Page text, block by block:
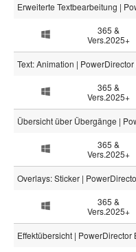
Erweiterte Textbearbeitung |
365 &
Vers.2025+
Text: Animation |
365 &
Vers.2025+
Übersicht über Übergänge |
365 &
Vers.2025+
Overlays: Sticker |
365 &
Vers.2025+
Effektübersicht | PowerDirector